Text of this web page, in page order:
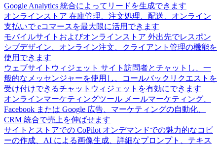
Google Analytics 統合によってリードを生成できます
オンラインストア 在庫管理、注文処理、配送、オンライン
支払いで eコマースを最大限に活用できます
モバイルサイトおよびオンラインストア 外出先でレスポン
シブデザイン、オンライン注文、クライアント管理の機能を
使用できます
ウェブサイトウィジェット サイト訪問者とチャットし、一
般的なメッセンジャーを使用し、コールバックリクエストを
受け付けできるチャットウィジェットを有効にできます
オンラインマーケティングツール メールマーケティング、
Facebook または Google 広告、マーケティングの自動化、
CRM 統合で売上を伸ばせます
サイトとストアでの CoPilot オンデマンドでの魅力的なコピ
ーの作成、AI による画像生成、詳細なプロンプト、テキス